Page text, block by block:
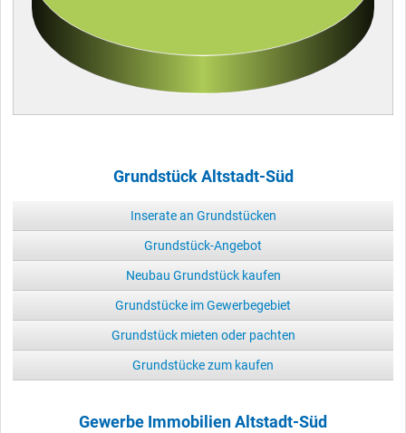
Grundstück Altstadt-Süd
Inserate an Grundstücken
Grundstück-Angebot
Neubau Grundstück kaufen
Grundstücke im Gewerbegebiet
Grundstück mieten oder pachten
Grundstücke zum kaufen
Gewerbe Immobilien Altstadt-Süd